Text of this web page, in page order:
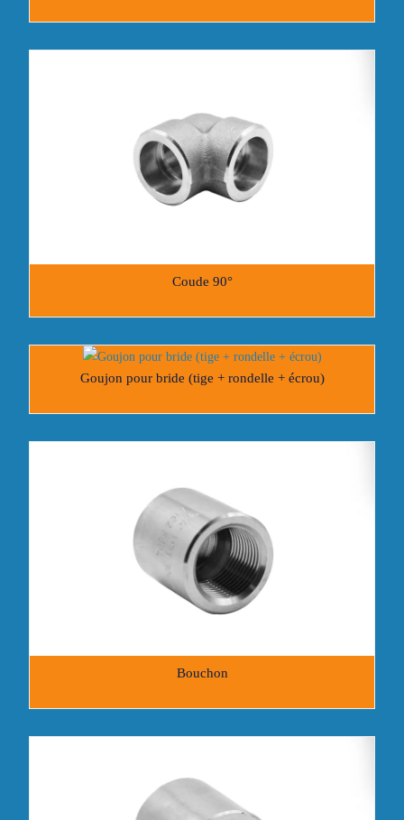
Coude 90°
Goujon pour bride (tige + rondelle + écrou)
Bouchon